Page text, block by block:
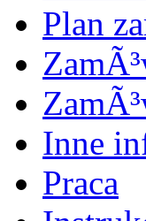
Plan
Inne
Praca